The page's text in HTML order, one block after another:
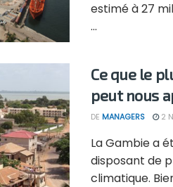
estimé à 27
...
Ce que le
peut nous
DE MANAGERS 2
La Gambie a
disposant de
climatique.